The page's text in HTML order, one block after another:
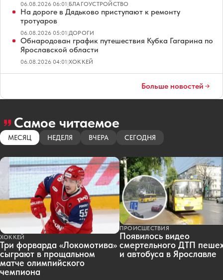
06.08.2026 06:01|БЛАГОУСТРОЙСТВО
На дороге в Дядьково приступают к ремонту
тротуаров
06.08.2026 05:01|ДОРОГИ
Обнародован график путешествия Кубка Гагарина по
Ярославской области
06.08.2026 04:01|ХОККЕЙ
Больше новостей
Самое читаемое
МЕСЯЦ НЕДЕЛЯ ВЧЕРА СЕГОДНЯ
ХОККЕЙ
Три форварда «Локомотива»
сыграют в прощальном
матче олимпийского
чемпиона
ПРОИСШЕСТВИЯ
Появилось видео
смертельного ДТП
и автобуса в Ярославле